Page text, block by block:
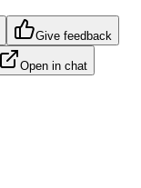
Give feedback
Open in chat